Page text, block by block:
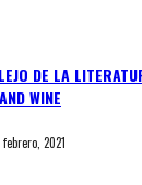
DE LA
WINE
febrero, 2021